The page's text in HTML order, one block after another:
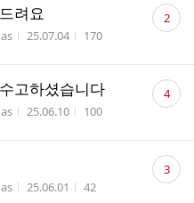
려요
작성시간
25.07.04 조회수
170
댓
글 2
고하셨습니다
작성시간
25.06.10 조회수
100
댓
글 4
작성시간
25.06.01 조회수
42
댓
글 3